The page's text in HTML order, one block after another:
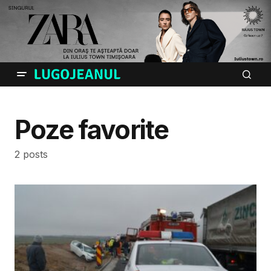
Poze favorite
2 posts